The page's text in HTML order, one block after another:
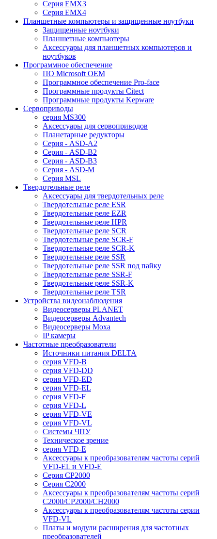
Серия EMX3
Серия EMX4
Планшетные компьютеры и защищенные ноутбуки
Защищенные ноутбуки
Планшетные компьютеры
Аксессуары для планшетных компьютеров и
ноутбуков
Программное обеспечение
ПО Microsoft OEM
Программное обеспечение Pro-face
Программные продукты Citect
Программные продукты Kepware
Сервоприводы
серия MS300
Аксессуары для сервоприводов
Планетарные редукторы
Серия - ASD-A2
Серия - ASD-B2
Серия - ASD-B3
Серия - ASD-M
Серия MSL
Твердотельные реле
Аксессуары для твердотельных реле
Твердотельные реле ESR
Твердотельные реле EZR
Твердотельные реле HPR
Твердотельные реле SCR
Твердотельные реле SCR-F
Твердотельные реле SCR-K
Твердотельные реле SSR
Твердотельные реле SSR под пайку
Твердотельные реле SSR-F
Твердотельные реле SSR-K
Твердотельные реле TSR
Устройства видеонаблюдения
Видеосерверы PLANET
Видеосерверы Advantech
Видеосерверы Moxa
IP камеры
Частотные преобразователи
Источники питания DELTA
серия VFD-B
серия VFD-DD
серия VFD-ED
серия VFD-EL
серия VFD-F
серия VFD-L
серия VFD-VE
серия VFD-VL
Системы ЧПУ
Техническое зрение
серия VFD-E
Аксессуары к преобразователям частоты серий
VFD-EL и VFD-E
Серия CP2000
Серия C2000
Аксессуары к преобразователям частоты серий
С2000/CP2000/CH2000
Аксессуары к преобразователям частоты серии
VFD-VL
Платы и модули расширения для частотных
преобразователей